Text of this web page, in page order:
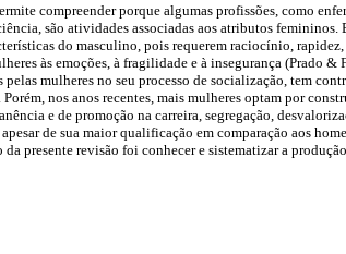
compreender porque algumas profissões, como
são atividades associadas aos atributos femininos.
do masculino, pois requerem raciocínio,
às emoções, à fragilidade e à insegurança (Prado
mulheres no seu processo de socialização, tem
nos anos recentes, mais mulheres optam por
e de promoção na carreira, segregação,
de sua maior qualificação em comparação aos
presente revisão foi conhecer e sistematizar a